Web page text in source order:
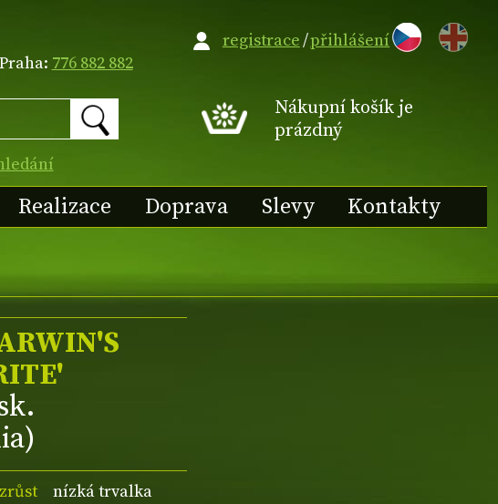
776 882 882
EN
Nákupní košík je
prázdný
Realizace Doprava Slevy Kontakty
registrace/přihlášení
nízká trvalka